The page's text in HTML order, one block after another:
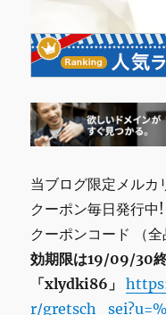
当ブログ限定メルカ
クーポン毎日発行中!
クーポンコード （
効期限は19/09/30
「xlydki86」
r/